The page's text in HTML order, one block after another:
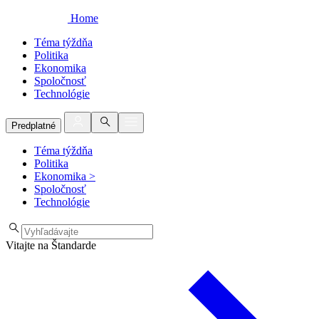
Home
Téma týždňa
Politika
Ekonomika
Spoločnosť
Technológie
Predplatné
Téma týždňa
Politika
Ekonomika >
Spoločnosť
Technológie
Vitajte na Štandarde